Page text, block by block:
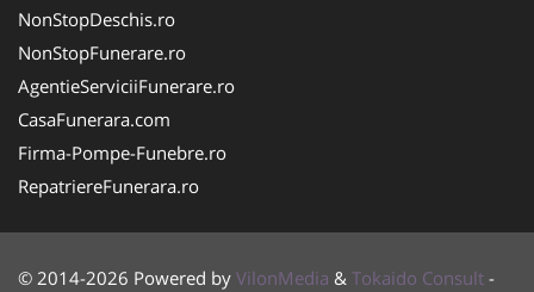
NonStopDeschis.ro
NonStopFunerare.ro
AgentieServiciiFunerare.ro
CasaFunerara.com
Firma-Pompe-Funebre.ro
RepatriereFunerara.ro
© 2014-2026 Powered by VilonMedia & Tokaido Consult -